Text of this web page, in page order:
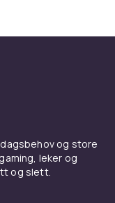
trenger en
og store
leker og
og slett.